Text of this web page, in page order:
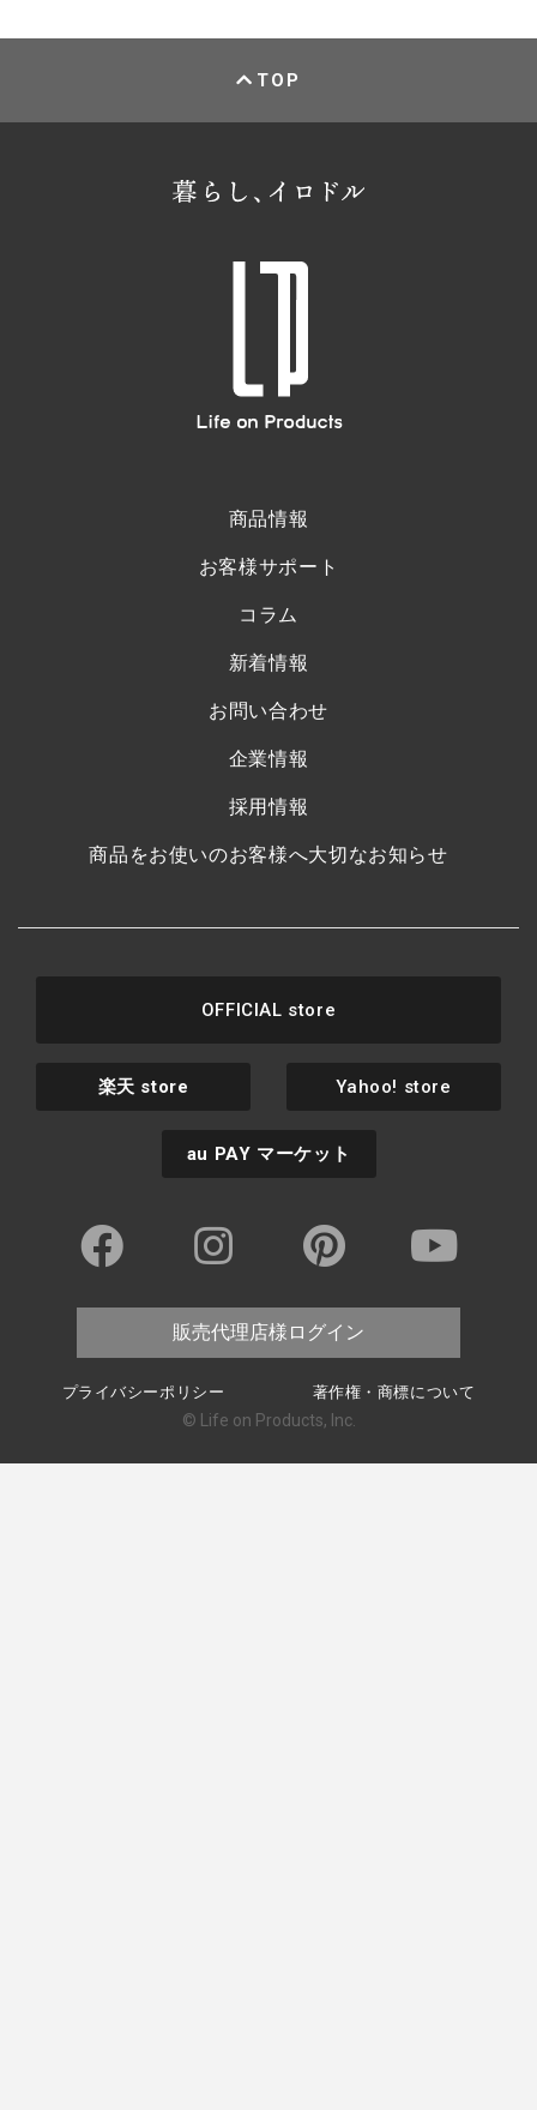
TOP
商品情報
お客様サポート
コラム
新着情報
お問い合わせ
企業情報
採用情報
商品をお使いのお客様へ大切なお知らせ
OFFICIAL store
楽天 store Yahoo! store
au PAY マーケット
販売代理店様ログイン
プライバシーポリシー 著作権・商標について
© Life on Products, Inc.